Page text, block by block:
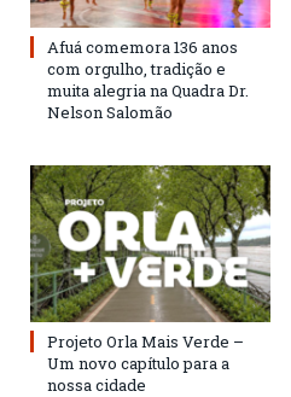
Afuá comemora 136 anos
com orgulho, tradição e
muita alegria na Quadra Dr.
Nelson Salomão
Projeto Orla Mais Verde –
Um novo capítulo para a
nossa cidade